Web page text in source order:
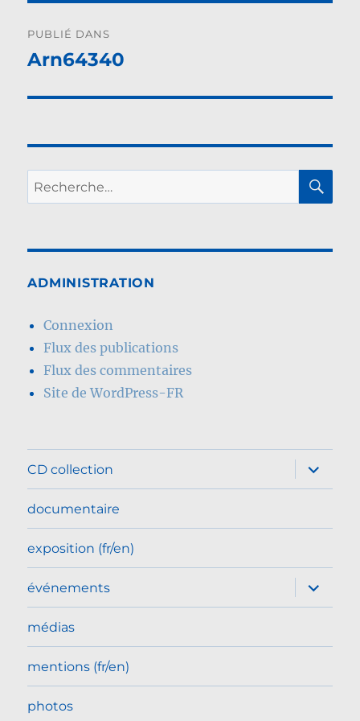
de
PUBLIÉ DANS
Arn64340
Recherche
pour :
ADMINISTRATION
Connexion
Flux des publications
Flux des commentaires
Site de WordPress-FR
CD collection
ouvrir
le
sous-
documentaire
exposition (fr/en)
événements
ouvrir
le
sous-
médias
mentions (fr/en)
photos